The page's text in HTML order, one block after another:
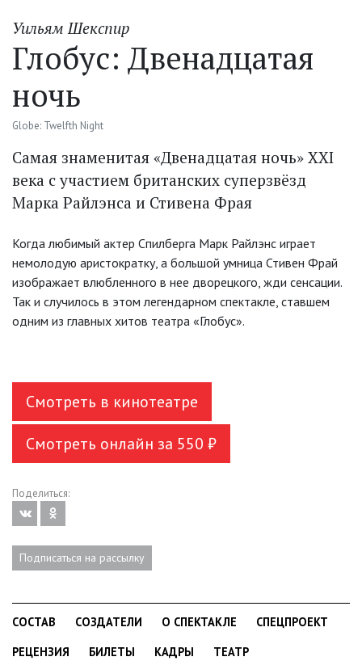
Уильям Шекспир
Глобус: Двенадцатая
ночь
Globe: Twelfth Night
Самая знаменитая «Двенадцатая ночь» XXI
века с участием британских суперзвёзд
Марка Райлэнса и Стивена Фрая
Когда любимый актер Спилберга Марк Райлэнс играет
немолодую аристократку, а большой умница Стивен Фрай
изображает влюбленного в нее дворецкого, жди сенсации.
Так и случилось в этом легендарном спектакле, ставшем
одним из главных хитов театра «Глобус».
Смотреть в кинотеатре
Смотреть онлайн за 550 ₽
Поделиться:
Подписаться на рассылку
СОСТАВ СОЗДАТЕЛИ О СПЕКТАКЛЕ
СПЕЦПРОЕКТ
РЕЦЕНЗИЯ
БИЛЕТЫ КАДРЫ ТЕАТР